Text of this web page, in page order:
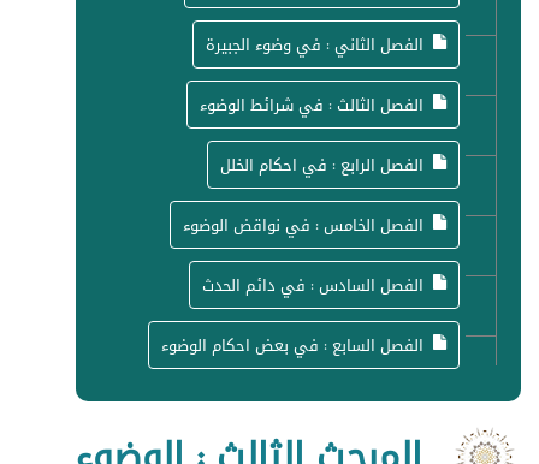
الفصل الثاني : في وضوء الجبيرة
الفصل الثالث : في شرائط الوضوء
الفصل الرابع : في احكام الخلل
الفصل الخامس : في نواقض الوضوء
الفصل السادس : في دائم الحدث
الفصل السابع : في بعض احكام الوضوء